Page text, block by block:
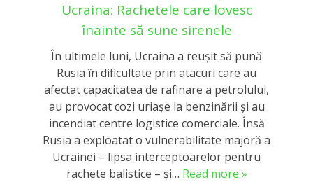
Ucraina: Rachetele care lovesc
înainte să sune sirenele
În ultimele luni, Ucraina a reușit să pună
Rusia în dificultate prin atacuri care au
afectat capacitatea de rafinare a petrolului,
au provocat cozi uriașe la benzinării și au
incendiat centre logistice comerciale. Însă
Rusia a exploatat o vulnerabilitate majoră a
Ucrainei – lipsa interceptoarelor pentru
rachete balistice – și… Read more »